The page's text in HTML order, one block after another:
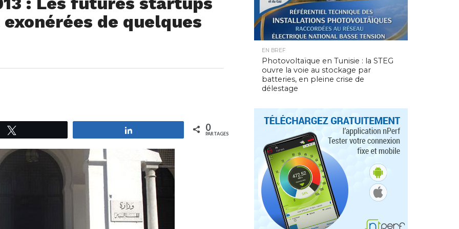
de quelques
0
PARTAGES
EN BREF
Photovoltaïque en Tunisie : la STEG
ouvre la voie au stockage par
batteries, en pleine crise de
délestage